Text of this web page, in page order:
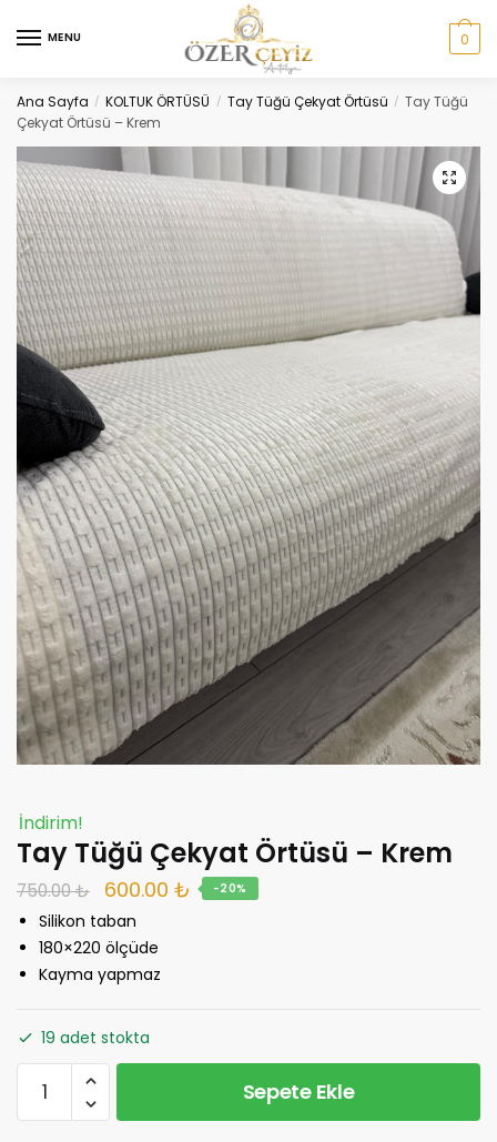
to
to
MENU 0
Ana Sayfa / KOLTUK ÖRTÜSÜ / Tay Tüğü Çekyat Örtüsü / Tay Tüğü
Çekyat Örtüsü – Krem
🔍
İndirim!
Tay Tüğü Çekyat Örtüsü – Krem
750.00₺
Orijinal
fiyat:
750.00 ₺.
600.00 ₺ Şu
-20%
Silikon taban
180×220 ölçüde
Kayma yapmaz
19 adet stokta
Tüğü
Sepete Ekle